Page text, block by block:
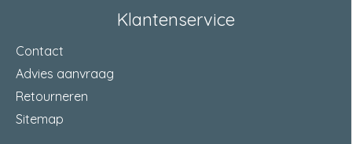
Klantenservice
Contact
Advies aanvraag
Retourneren
Sitemap